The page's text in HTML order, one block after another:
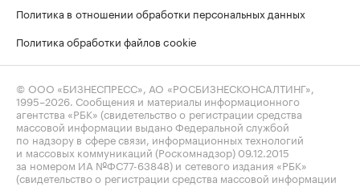
Политика в отношении обработки персональных данных
Политика обработки файлов cookie
© ООО «БИЗНЕСПРЕСС», АО «РОСБИЗНЕСКОНСАЛТИНГ»,
1995–2026 . Сообщения и материалы информационного
агентства «РБК» (свидетельство о регистрации средства
массовой информации выдано Федеральной службой
по надзору в сфере связи, информационных технологий
и массовых коммуникаций (Роскомнадзор) 09.12.2015
за номером ИА №ФС77-63848) и сетевого издания «РБК»
(свидетельство о регистрации средства массовой информации